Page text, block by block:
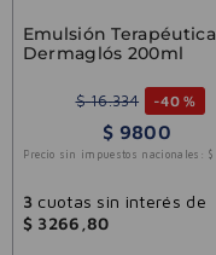
Emulsión Terapéutica
Dermaglós 200ml
$ 16.334 -40 %
$ 9800
Precio sin impuestos nacionales: $
3cuotas sin interés de
$ 3266 80